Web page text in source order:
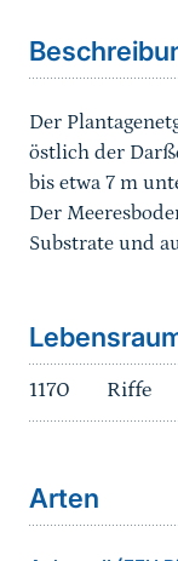
Der
östlich der
bis etwa 7 m
Der
Substrate und
1170 Riffe
Arten